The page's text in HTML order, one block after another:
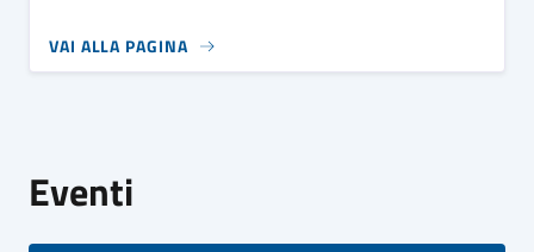
VAI ALLA PAGINA
Eventi